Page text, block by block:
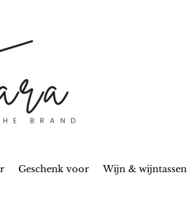
Geschenk voor Wijn & wijntassen